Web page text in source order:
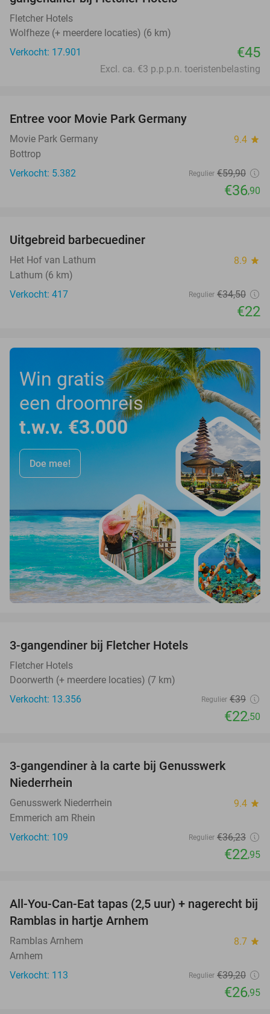
Fletcher Hotels
Wolfheze (+ meerdere locaties) (6 km)
Verkocht: 17.901
€45
Excl. ca. €3 p.p.p.n. toeristenbelasting
Entree voor Movie Park Germany
Movie Park Germany 9.4 star
Bottrop
Verkocht: 5.382
Regulier €59,90
€36,90
Uitgebreid barbecuediner
Het Hof van Lathum 8.9 star
Lathum (6 km)
Verkocht: 417
Regulier €34,50
€22
Win gratis
een droomreis
t.w.v. €3.000
Doe mee!
3-gangendiner bij Fletcher Hotels
Fletcher Hotels
Doorwerth (+ meerdere locaties) (7 km)
Verkocht: 13.356
Regulier €39
€22,50
3-gangendiner à la carte bij Genusswerk
Niederrhein
Genusswerk Niederrhein 9.4 star
Emmerich am Rhein
Verkocht: 109
Regulier €36,23
€22,95
31%
All-You-Can-Eat tapas (2,5 uur) + nagerecht bij
Ramblas in hartje Arnhem
Ramblas Arnhem 8.7 star
Arnhem
Verkocht: 113
Regulier €39,20
€26,95